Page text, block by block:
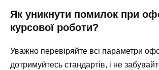
Як уникнути помилок при
курсової роботи?
Уважно перевіряйте всі параметри
дотримуйтесь стандартів, і не